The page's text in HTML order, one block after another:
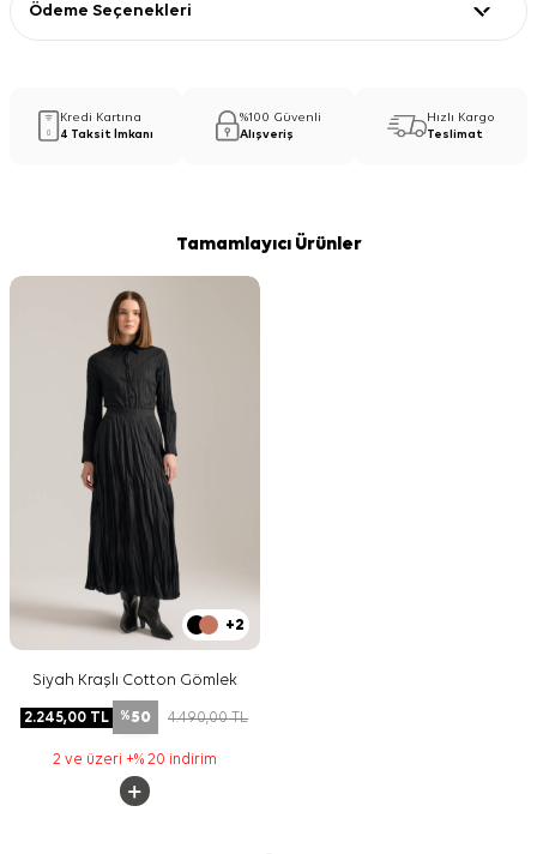
Ödeme Seçenekleri
Kredi Kartına
4 Taksit İmkanı
%100 Güvenli
Alışveriş
Hızlı Kargo
Teslimat
Tamamlayıcı Ürünler
+2
Siyah Kraşlı Cotton Gömlek
2.245,00 TL %50 4.490,00TL
2 ve üzeri +% 20 indirim